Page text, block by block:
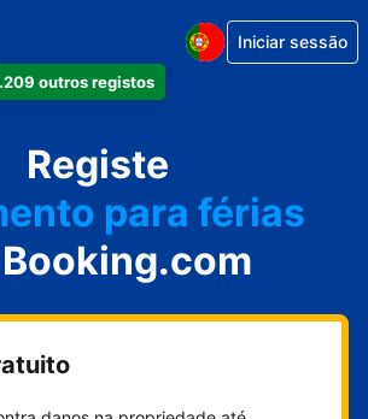
outros registos
Iniciar sessão
Registe
apartamento
o seu hotel
para férias
a sua villa
seu hostel